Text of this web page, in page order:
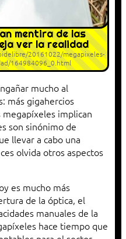
mentira de las
ver la realidad
20161022/megapixeles-
164984096_0.html
mucho al
más gigahercios
implican
son sinónimo de
llevar a cabo una
olvida otros aspectos
es mucho más
de la óptica, el
manuales de la
hace tiempo que